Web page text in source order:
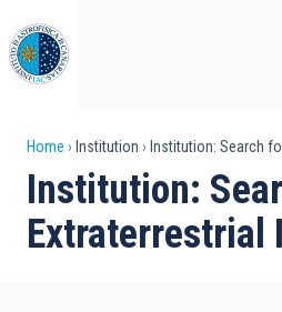
to
main
content
Breadcrumb
Home Institution Institution: Search
Institution:
Extraterrestrial